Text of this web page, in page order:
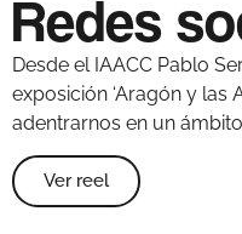
Redes
Desde el IAACC Pablo
exposición ‘Aragón y las
adentrarnos en un
Ver reel